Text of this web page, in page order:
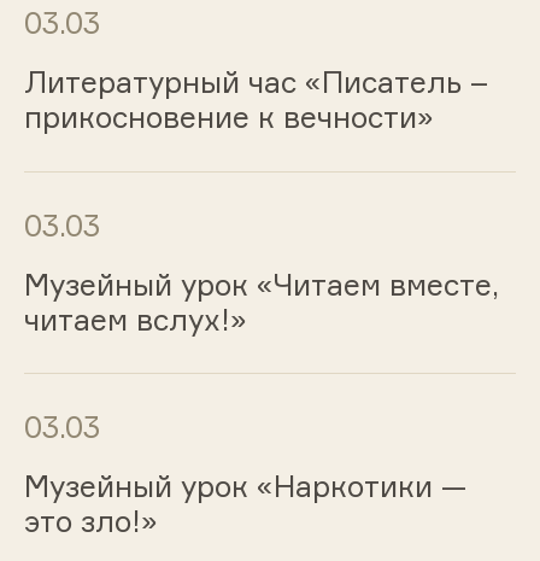
03.03
Литературный час «Писатель –
прикосновение к вечности»
03.03
Музейный урок «Читаем вместе,
читаем вслух!»
03.03
Музейный урок «Наркотики —
это зло!»